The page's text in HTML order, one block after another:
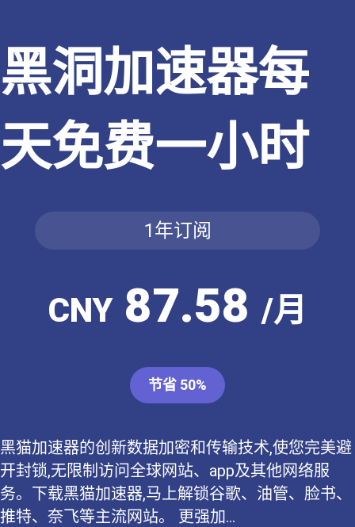
黑洞加速器每
天免费一小时
1年订阅
CNY87.58 /月
节省 50%
黑猫加速器的创新数据加密和传输技术,使您完美避
开封锁,无限制访问全球网站、app及其他网络服
务。下载黑猫加速器,马上解锁谷歌、油管、脸书、
推特、奈飞等主流网站。 更强加...